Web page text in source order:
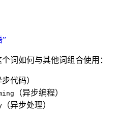
”
词如何与其他词组合使用：
步代码）
（异步编程）
（异步处理）